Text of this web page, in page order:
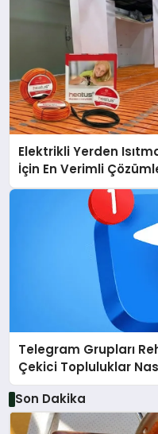
Elektrikli Yerden
İçin En Verimli
Telegram Grupları
Çekici Topluluklar
Son Dakika